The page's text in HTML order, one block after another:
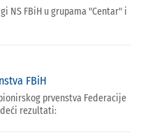
NS FBiH u grupama "Centar" i
FBiH
prvenstva Federacije
rezultati: